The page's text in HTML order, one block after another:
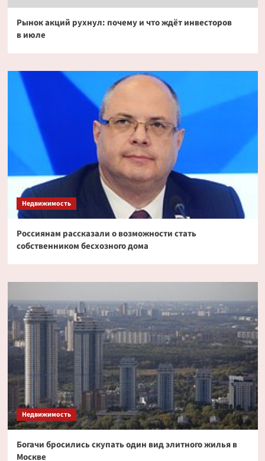
Рынок акций рухнул: почему и что ждёт инвесторов
в июле
Недвижимость
Россиянам рассказали о возможности стать
собственником бесхозного дома
Недвижимость
Богачи бросились скупать один вид элитного жилья в
Москве